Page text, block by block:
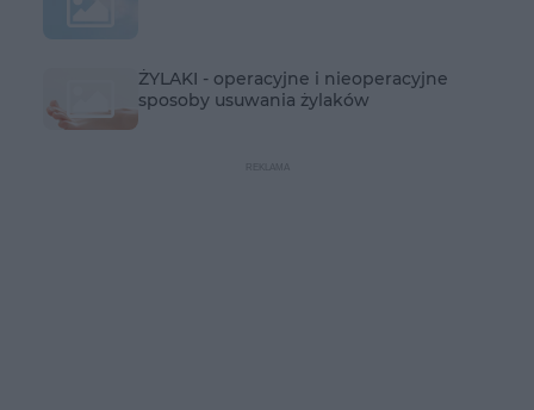
ŻYLAKI - operacyjne i nieoperacyjne
sposoby usuwania żylaków